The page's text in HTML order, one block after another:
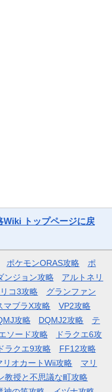
トップページに戻
ポケモンORAS攻略
ポ
ンジョン攻略
アルトネリ
コ3攻略
グランファン
マブラX攻略
VP2攻略
攻略 DQMJ2攻略
テ
ソード攻略
ドラクエ6攻
ドラクエ9攻略
FF12攻略
リオカートWii攻略
マリ
教授と不思議な町攻略